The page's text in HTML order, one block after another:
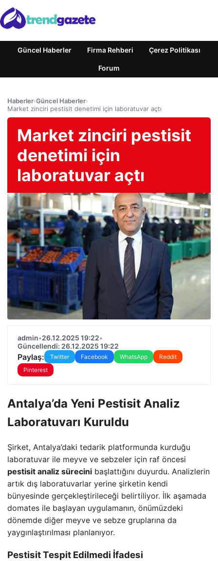
Güncel Haberler Firma Rehberi Çerez Politikası
Forum
Haberler›Güncel Haberler›
Market zinciri pestisit denetimi için laboratuvar açtı
Market zinciri pestisit
denetimi için
laboratuvar açtı
admin•26.12.2025 19:22•
Güncellendi: 26.12.2025 19:22
Paylaş: Twitter Facebook WhatsApp
Reddit
Pinterest
Antalya’da Yeni Pestisit Analiz
Laboratuvarı Kuruldu
Şirket, Antalya’daki tedarik platformunda kurduğu
laboratuvar ile meyve ve sebzeler için raf öncesi
pestisit analiz sürecini başlattığını duyurdu. Analizlerin
artık dış laboratuvarlar yerine şirketin kendi
bünyesinde gerçekleştirileceği belirtiliyor. İlk aşamada
domates ile başlayan uygulamanın, önümüzdeki
dönemde diğer meyve ve sebze gruplarına da
yaygınlaştırılması planlanıyor.
Pestisit Tespit Edilmedi İfadesi